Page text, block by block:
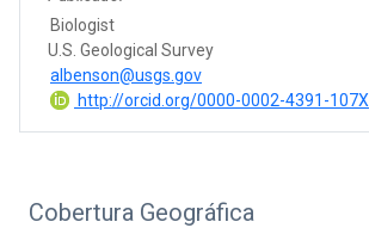
Biologist
U.S. Geological Survey
albenson@usgs.gov
http://orcid.org/0000-0002-4391-107X
Cobertura Geográfica